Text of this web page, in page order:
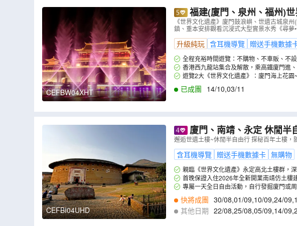
CEFBW04XHT
福建(廈門、泉州、福州)
紅蟳埔村、南少林寺~觀看武
年閩越》（CEFBW04XHT）
《世界文化遺產》廈門鼓浪嶼、世遺古城泉
鎮、重本安排觀看沉浸式大型實景水秀《尋夢
升級純玩 含耳機導覽 贈送手機數據
全程充裕時間遊覽：不購物、不車販、不
香港西九龍站集合及解散，乘高鐵廈門進
遊覽2大《世界文化遺產》：廈門海上花
風情小島；
已成團 14/10,03/11
CEFBI04UHD
廈門、南靖、永定 休閒半自由行4天純玩團 高北
樓~世澤樓、五雲樓)、一天自
形特色酒店】（CEFBI04UHD）
邂逅世遺土樓~休閒半自由行 探秘百年土樓
含耳機導覽 贈送手機數據卡 無購物
親臨《世界文化遺產》永定高北土樓群，
土樓的歷史及文化。
首晚保證入住2026年全新開業南靖仿土樓
能設施。廈門入住2晚華夏麗呈酒店或南洋雅
專屬一天全日自由活動，自行發掘廈門或
東西塔、西街等閩南文化精華。
快將成團 30/08,01/09,10/09,24/09,
其他日期 22/08,25/08,05/09,14/09,